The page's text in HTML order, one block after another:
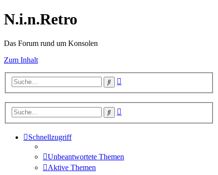
N.i.n.Retro
Das Forum rund um Konsolen
Zum Inhalt
Suche
Suche
Schnellzugriff
Unbeantwortete Themen
Aktive Themen